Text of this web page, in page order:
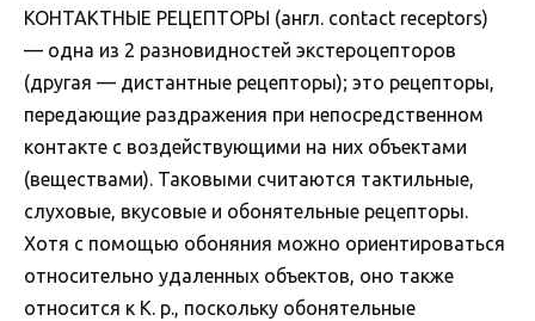
КОНТАКТНЫЕ РЕЦЕПТОРЫ (англ. contact receptors)
— одна из 2 разновидностей экстероцепторов
(другая — дистантные рецепторы); это рецепторы,
передающие раздражения при непосредственном
контакте с воздействующими на них объектами
(веществами). Таковыми считаются тактильные,
слуховые, вкусовые и обонятельные рецепторы.
Хотя с помощью обоняния можно ориентироваться
относительно удаленных объектов, оно также
относится к К. р., поскольку обонятельные